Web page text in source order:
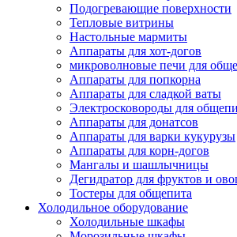
Подогревающие поверхности
Тепловые витрины
Настольные мармиты
Аппараты для хот-догов
микроволновые печи для
Аппараты для попкорна
Аппараты для сладкой ваты
Электросковороды для
Аппараты для донатсов
Аппараты для варки кукурузы
Аппараты для корн-догов
Мангалы и шашлычницы
Дегидратор для фруктов и
Тостеры для общепита
Холодильное оборудование
Холодильные шкафы